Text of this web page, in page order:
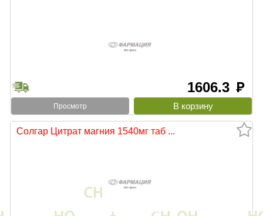
1606.3 руб
Просмотр
Солгар Цитрат магния 1540мг таб ...